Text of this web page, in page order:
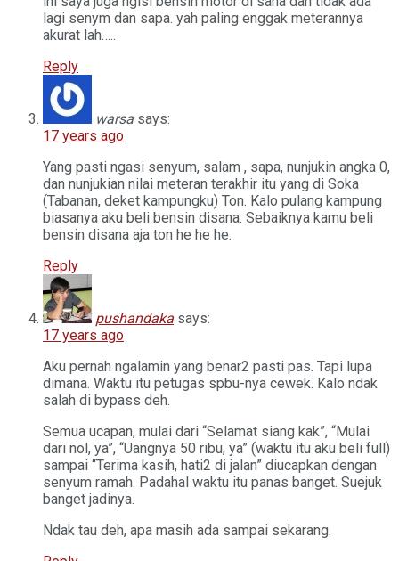
lagi senym dan sapa. yah paling enggak meterannya
akurat lah…..
Reply
warsa says:
17 years ago
Yang pasti ngasi senyum, salam , sapa, nunjukin angka 0,
dan nunjukian nilai meteran terakhir itu yang di Soka
(Tabanan, deket kampungku) Ton. Kalo pulang kampung
biasanya aku beli bensin disana. Sebaiknya kamu beli
bensin disana aja ton he he he.
Reply
pushandaka says:
17 years ago
Aku pernah ngalamin yang benar2 pasti pas. Tapi lupa
dimana. Waktu itu petugas spbu-nya cewek. Kalo ndak
salah di bypass deh.
Semua ucapan, mulai dari “Selamat siang kak”, “Mulai
dari nol, ya”, “Uangnya 50 ribu, ya” (waktu itu aku beli full)
sampai “Terima kasih, hati2 di jalan” diucapkan dengan
senyum ramah. Padahal waktu itu panas banget. Suejuk
banget jadinya.
Ndak tau deh, apa masih ada sampai sekarang.